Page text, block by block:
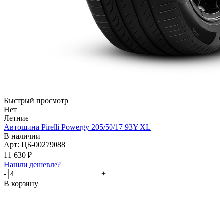
Быстрый просмотр
Нет
Летние
Автошина Pirelli Powergy 205/50/17 93Y XL
В наличии
Арт: ЦБ-00279088
11 630 ₽
Нашли дешевле?
-
+
В корзину